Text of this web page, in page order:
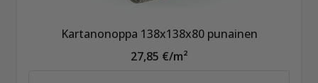
Kartanonoppa 138x138x80 punainen
27,85 €/m²